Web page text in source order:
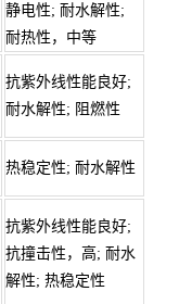
静电性; 耐水解性;
耐热性，中等
抗紫外线性能良好;
耐水解性; 阻燃性
热稳定性; 耐水解性
抗紫外线性能良好;
抗撞击性，高; 耐水
解性; 热稳定性